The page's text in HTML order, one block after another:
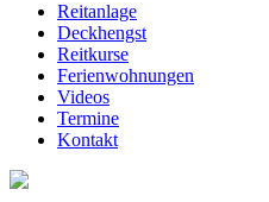
Reitanlage
Deckhengst
Reitkurse
Ferienwohnungen
Videos
Termine
Kontakt